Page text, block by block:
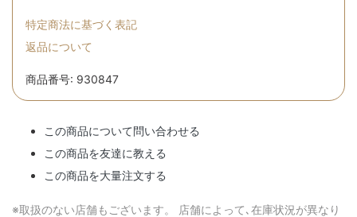
特定商法に基づく表記
返品について
商品番号: 930847
この商品について問い合わせる
この商品を友達に教える
この商品を大量注文する
※取扱のない店舗もございます。 店舗によって､在庫状況が異なり